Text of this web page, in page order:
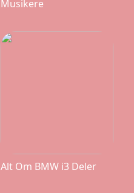
Musikere
Alt Om BMW i3 Deler